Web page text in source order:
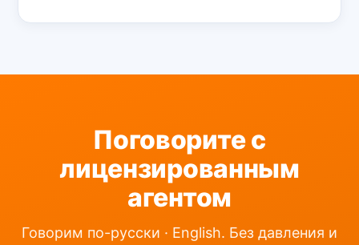
Поговорите с
лицензированным
агентом
Говорим по-русски · English. Без давления и